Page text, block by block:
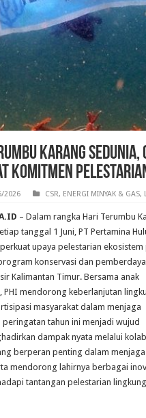
Karang Sedunia,
Komitmen
2026 CSR, ENERGI MINYAK & GAS,
– Dalam rangka Hari Terumbu
tanggal 1 Juni, PT Pertamina
upaya pelestarian ekosistem
konservasi dan
Kalimantan Timur. Bersama anak
PHI mendorong keberlanjutan
masyarakat dalam menjaga
tahun ini menjadi wujud
dampak nyata melalui
berperan penting dalam menjaga
mendorong lahirnya berbagai
tantangan pelestarian